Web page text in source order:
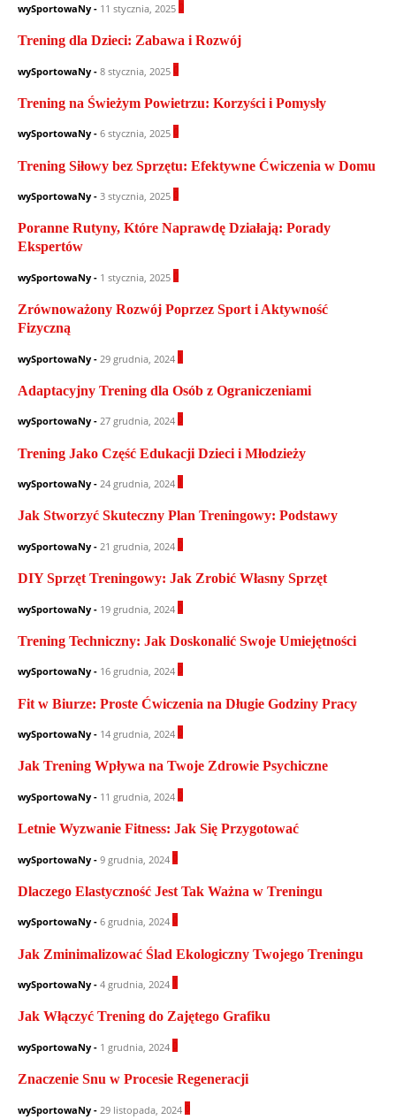
wySportowaNy - 11 stycznia, 2025
Trening dla Dzieci: Zabawa i Rozwój
wySportowaNy - 8 stycznia, 2025
Trening na Świeżym Powietrzu: Korzyści i Pomysły
wySportowaNy - 6 stycznia, 2025
Trening Siłowy bez Sprzętu: Efektywne Ćwiczenia w Domu
wySportowaNy - 3 stycznia, 2025
Poranne Rutyny, Które Naprawdę Działają: Porady
Ekspertów
wySportowaNy - 1 stycznia, 2025
Zrównoważony Rozwój Poprzez Sport i Aktywność
Fizyczną
wySportowaNy - 29 grudnia, 2024
Adaptacyjny Trening dla Osób z Ograniczeniami
wySportowaNy - 27 grudnia, 2024
Trening Jako Część Edukacji Dzieci i Młodzieży
wySportowaNy - 24 grudnia, 2024
Jak Stworzyć Skuteczny Plan Treningowy: Podstawy
wySportowaNy - 21 grudnia, 2024
DIY Sprzęt Treningowy: Jak Zrobić Własny Sprzęt
wySportowaNy - 19 grudnia, 2024
Trening Techniczny: Jak Doskonalić Swoje Umiejętności
wySportowaNy - 16 grudnia, 2024
Fit w Biurze: Proste Ćwiczenia na Długie Godziny Pracy
wySportowaNy - 14 grudnia, 2024
Jak Trening Wpływa na Twoje Zdrowie Psychiczne
wySportowaNy - 11 grudnia, 2024
Letnie Wyzwanie Fitness: Jak Się Przygotować
wySportowaNy - 9 grudnia, 2024
Dlaczego Elastyczność Jest Tak Ważna w Treningu
wySportowaNy - 6 grudnia, 2024
Jak Zminimalizować Ślad Ekologiczny Twojego Treningu
wySportowaNy - 4 grudnia, 2024
Jak Włączyć Trening do Zajętego Grafiku
wySportowaNy - 1 grudnia, 2024
Znaczenie Snu w Procesie Regeneracji
wySportowaNy - 29 listopada, 2024